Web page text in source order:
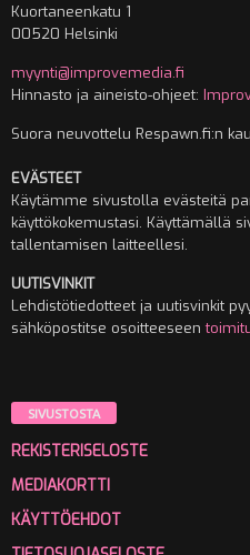
Kuortaneenkatu 1
00520 Helsinki
myynti@improvemedia.fi
Hinnasto ja aineisto-ohjeet:
Suora neuvottelu Respawn.fi:n
EVÄSTEET
Käytämme sivustolla evästeitä
käyttökokemustasi. Käyttämällä
tallentamisen laitteellesi.
UUTISVINKIT
Lehdistötiedotteet ja uutisvinkit
sähköpostitse osoitteeseen
SIVUSTOSTA
REKISTERISELOSTE
MEDIAKORTTI
KÄYTTÖEHDOT